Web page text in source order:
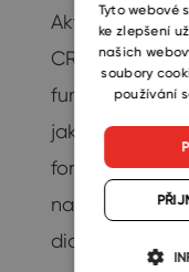
Aktualizace
CRM nabízí
funkcí a
jako je
formulářů,
načítání
dialogových
Tyto webové
ke zlepšení
našich
soubory
používání